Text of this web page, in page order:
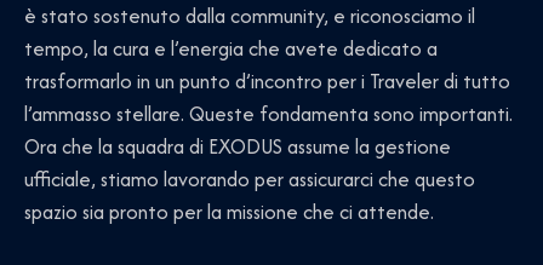
è stato sostenuto dalla community, e riconosciamo il
tempo, la cura e l’energia che avete dedicato a
trasformarlo in un punto d’incontro per i Traveler di tutto
l’ammasso stellare. Queste fondamenta sono importanti.
Ora che la squadra di EXODUS assume la gestione
ufficiale, stiamo lavorando per assicurarci che questo
spazio sia pronto per la missione che ci attende.